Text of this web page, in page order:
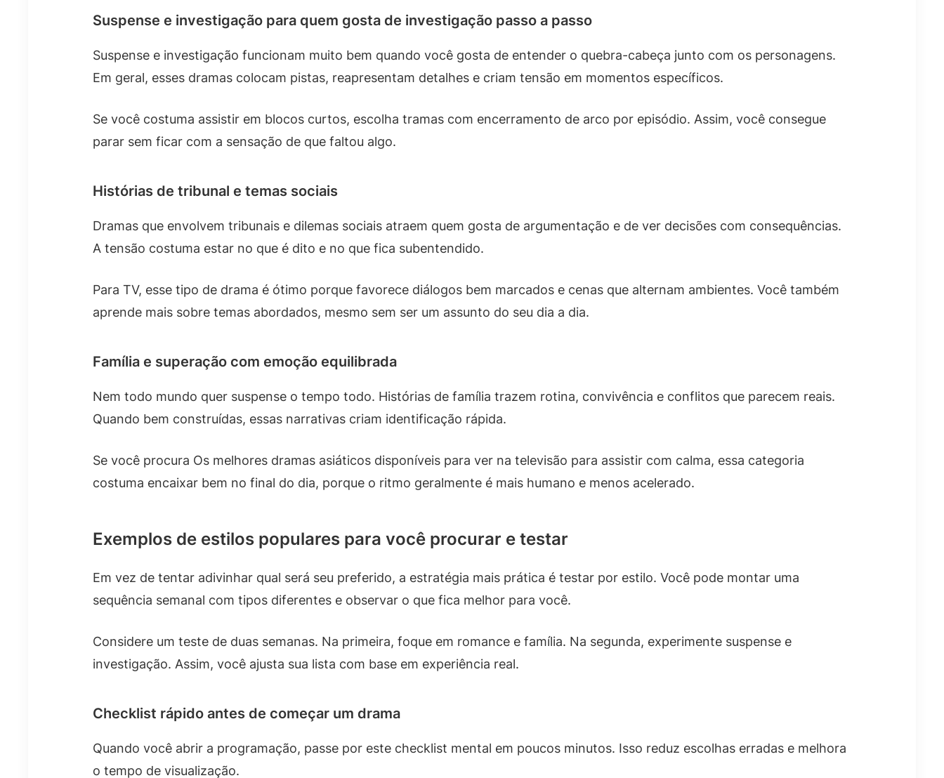
Suspense e investigação para quem gosta de investigação passo a passo
Suspense e investigação funcionam muito bem quando você gosta de entender o quebra-cabeça junto com os personagens.
Em geral, esses dramas colocam pistas, reapresentam detalhes e criam tensão em momentos específicos.
Se você costuma assistir em blocos curtos, escolha tramas com encerramento de arco por episódio. Assim, você consegue
parar sem ficar com a sensação de que faltou algo.
Histórias de tribunal e temas sociais
Dramas que envolvem tribunais e dilemas sociais atraem quem gosta de argumentação e de ver decisões com consequências.
A tensão costuma estar no que é dito e no que fica subentendido.
Para TV, esse tipo de drama é ótimo porque favorece diálogos bem marcados e cenas que alternam ambientes. Você também
aprende mais sobre temas abordados, mesmo sem ser um assunto do seu dia a dia.
Família e superação com emoção equilibrada
Nem todo mundo quer suspense o tempo todo. Histórias de família trazem rotina, convivência e conflitos que parecem reais.
Quando bem construídas, essas narrativas criam identificação rápida.
Se você procura Os melhores dramas asiáticos disponíveis para ver na televisão para assistir com calma, essa categoria
costuma encaixar bem no final do dia, porque o ritmo geralmente é mais humano e menos acelerado.
Exemplos de estilos populares para você procurar e testar
Em vez de tentar adivinhar qual será seu preferido, a estratégia mais prática é testar por estilo. Você pode montar uma
sequência semanal com tipos diferentes e observar o que fica melhor para você.
Considere um teste de duas semanas. Na primeira, foque em romance e família. Na segunda, experimente suspense e
investigação. Assim, você ajusta sua lista com base em experiência real.
Checklist rápido antes de começar um drama
Quando você abrir a programação, passe por este checklist mental em poucos minutos. Isso reduz escolhas erradas e melhora
o tempo de visualização.